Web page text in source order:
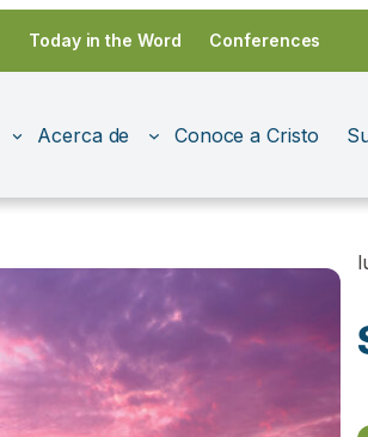
Today in the Word Conferences
Acerca de Conoce a Cristo